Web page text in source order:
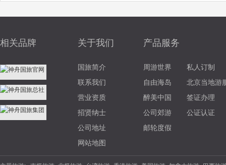
相关品牌 关于我们
国旅简介
联系我们
营业资质
招贤纳士
公司地址
网站地图
产品服务
周游世界
私人订制
自由海岛
北京当地游
醉美中国
签证办理
公司郊游
公证认证
邮轮度假